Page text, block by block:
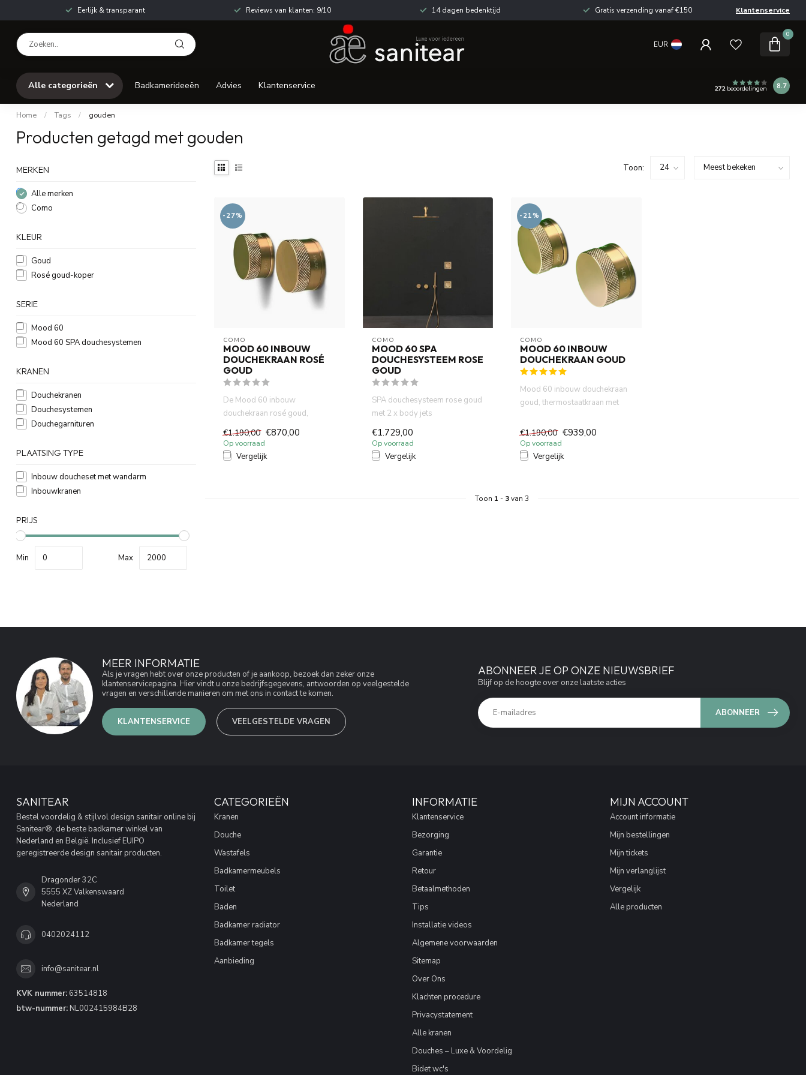
Eerlijk & transparant Reviews van klanten: 9/10 14 dagen bedenktijd Gratis verzending vanaf €150 Klantenservice
EUR
0
Alle categorieën Badkamerideeën Advies Klantenservice 272beoordelingen 8.7
Home / Tags / gouden
Producten getagd met gouden
MERKEN
Alle merken
Como
KLEUR
Goud
Rosé goud-koper
SERIE
Mood 60
Mood 60 SPA douchesystemen
KRANEN
Douchekranen
Douchesystemen
Douchegarnituren
PLAATSING TYPE
Inbouw doucheset met wandarm
Inbouwkranen
PRIJS
Min Max
Toon:
-27%
COMO
MOOD 60 INBOUW
DOUCHEKRAAN ROSÉ
GOUD
De Mood 60 inbouw
douchekraan rosé goud,
een prachti...
€1.190,00 €870,00
Op voorraad
Vergelijk
COMO
MOOD 60 SPA
DOUCHESYSTEEM ROSE
GOUD
SPA douchesysteem rose goud
met 2 x body jets
€1.729,00
Op voorraad
Vergelijk
-21%
COMO
MOOD 60 INBOUW
DOUCHEKRAAN GOUD
Mood 60 inbouw douchekraan
goud, thermostaatkraan met
€1.190,00 €939,00
Op voorraad
Vergelijk
Toon 1 - 3van 3
MEER INFORMATIE
Als je vragen hebt over onze producten of je aankoop, bezoek dan zeker onze
klantenservicepagina. Hier vindt u onze bedrijfsgegevens, antwoorden op veelgestelde
vragen en verschillende manieren om met ons in contact te komen.
KLANTENSERVICE VEELGESTELDE VRAGEN
ABONNEER JE OP ONZE NIEUWSBRIEF
Blijf op de hoogte over onze laatste acties
ABONNEER
SANITEAR
Bestel voordelig & stijlvol design sanitair online bij
Sanitear®, de beste badkamer winkel van
Nederland en België. Inclusief EUIPO
geregistreerde design sanitair producten.
Dragonder 32C
5555 XZ Valkenswaard
Nederland
0402024112
info@sanitear.nl
KVK nummer: 63514818
btw-nummer: NL002415984B28
CATEGORIEËN
Kranen
Douche
Wastafels
Badkamermeubels
Toilet
Baden
Badkamer radiator
Badkamer tegels
Aanbieding
INFORMATIE
Klantenservice
Bezorging
Garantie
Retour
Betaalmethoden
Tips
Installatie videos
Algemene voorwaarden
Sitemap
Over Ons
Klachten procedure
Privacystatement
Alle kranen
Douches – Luxe & Voordelig
Bidet wc's
MIJN ACCOUNT
Account informatie
Mijn bestellingen
Mijn tickets
Mijn verlanglijst
Vergelijk
Alle producten